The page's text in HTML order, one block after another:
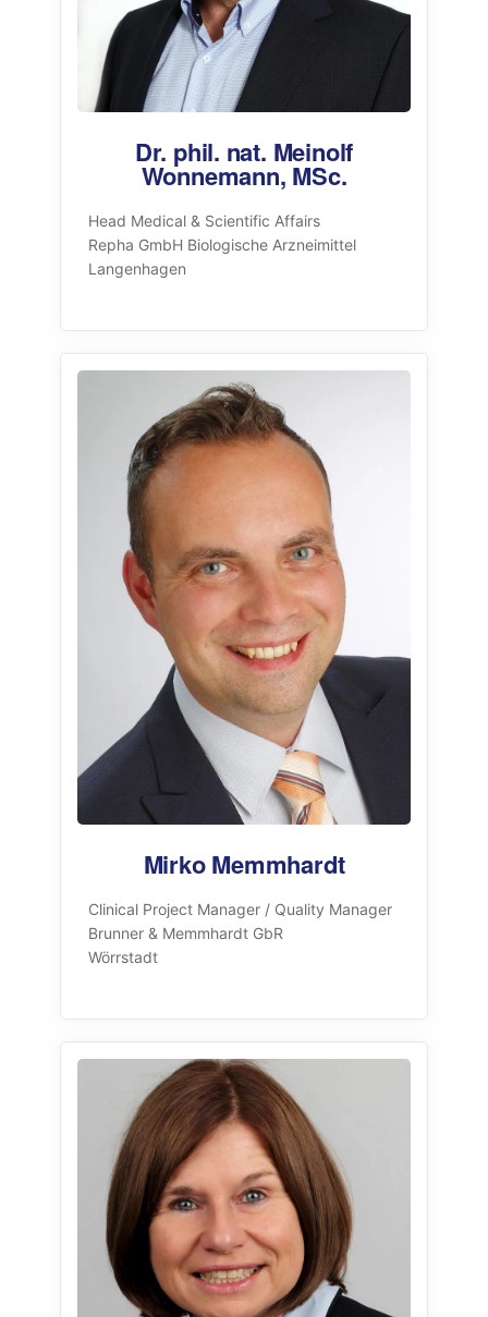
Dr. phil. nat. Meinolf
Wonnemann, MSc.
Head Medical & Scientific Affairs
Repha GmbH Biologische Arzneimittel
Langenhagen
Mirko Memmhardt
Clinical Project Manager / Quality Manager
Brunner & Memmhardt GbR
Wörrstadt